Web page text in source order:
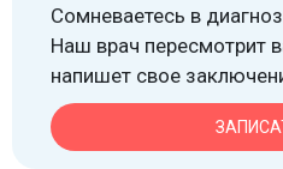
Сомневаетесь в
Наш врач пересмотрит
напишет свое